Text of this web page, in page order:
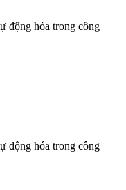
động hóa trong công
động hóa trong công